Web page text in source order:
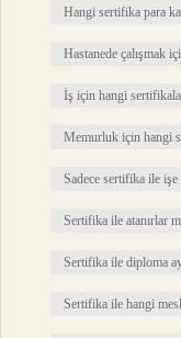
Hangi sertifika para
Hastanede çalışmak
İş için hangi
Memurluk için hangi
Sadece sertifika ile
Sertifika ile atanırlar
Sertifika ile diploma
Sertifika ile hangi